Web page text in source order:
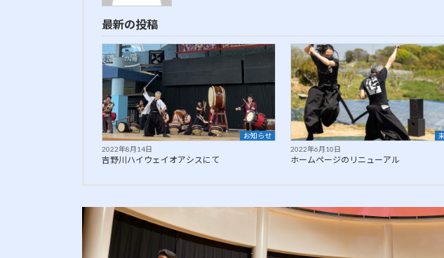
最新の投稿
お知らせ
2022年8月14日
吉野川ハイウェイオアシスにて
2022年6月10日
ホームページのリニューアル